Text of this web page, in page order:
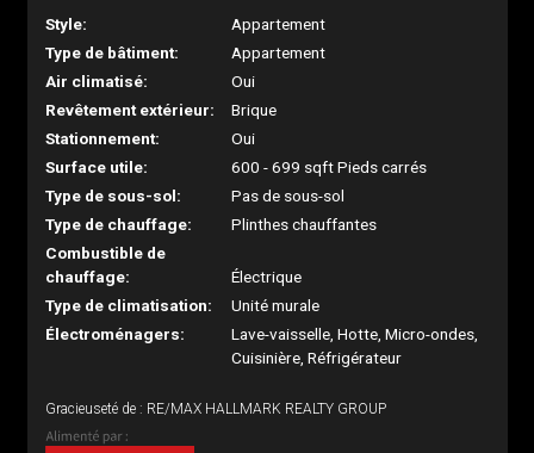
Style:
Appartement
Type de bâtiment:
Appartement
Air climatisé:
Oui
Revêtement extérieur:
Brique
Stationnement:
Oui
Surface utile:
600 - 699 sqft Pieds carrés
Type de sous-sol:
Pas de sous-sol
Type de chauffage:
Plinthes chauffantes
Combustible de
chauffage:
Électrique
Type de climatisation:
Unité murale
Électroménagers:
Lave-vaisselle, Hotte, Micro-ondes,
Cuisinière, Réfrigérateur
Gracieuseté de : RE/MAX HALLMARK REALTY GROUP